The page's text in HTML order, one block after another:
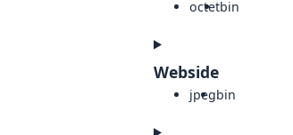
octetbin
Webside
jpegbin